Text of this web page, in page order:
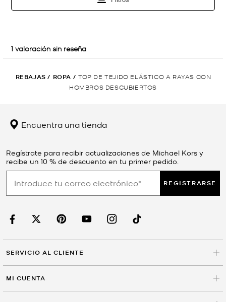
REBAJAS / ROPA / TOP DE TEJIDO ELÁSTICO A RAYAS CON
HOMBROS DESCUBIERTOS
Encuentra una tienda
Regístrate para recibir actualizaciones de Michael Kors y
recibe un 10 % de descuento en tu primer pedido.
REGISTRARSE
SERVICIO AL CLIENTE
MI CUENTA